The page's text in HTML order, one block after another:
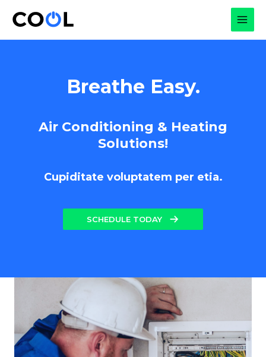
Breathe Easy.
Air Conditioning & Heating
Solutions!
Cupiditate voluptatem per etia.
SCHEDULE TODAY